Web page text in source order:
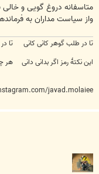
متاسفانه دروغ گویی و
واز سیاست مداران به
تا در طلب گوهر کانی کانی تا
این نکتهٔ رمز اگر بدانی دانی
javad.molaiee/